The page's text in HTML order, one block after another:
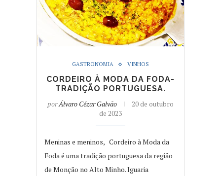
GASTRONOMIA VINHOS
CORDEIRO À MODA DA FODA-
TRADIÇÃO PORTUGUESA.
porÁlvaro Cézar Galvão
20 de outubro
de 2023
Meninas e meninos, Cordeiro à Moda da
Foda é uma tradição portuguesa da região
de Monção no Alto Minho. Iguaria